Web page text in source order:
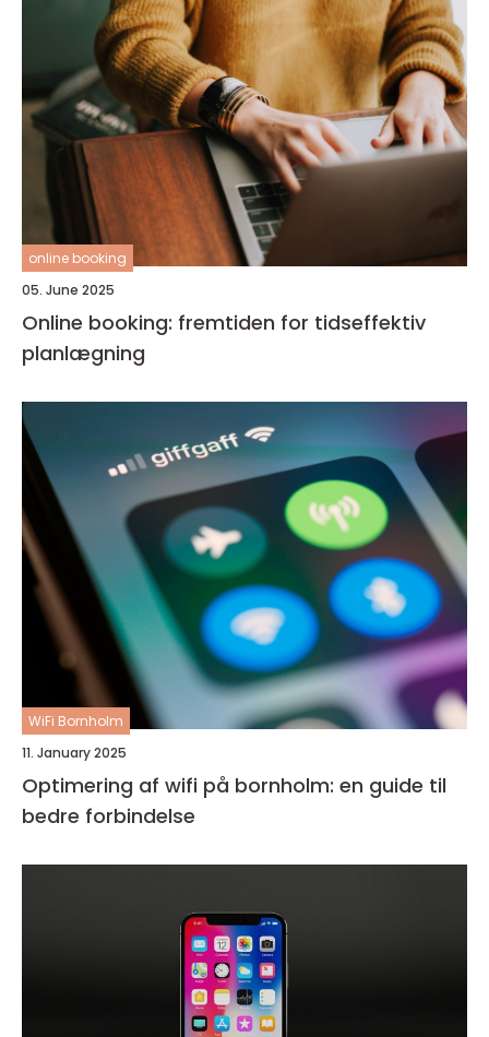
online booking
05. June 2025
Online booking: fremtiden for tidseffektiv
planlægning
WiFi Bornholm
11. January 2025
Optimering af wifi på bornholm: en guide til
bedre forbindelse